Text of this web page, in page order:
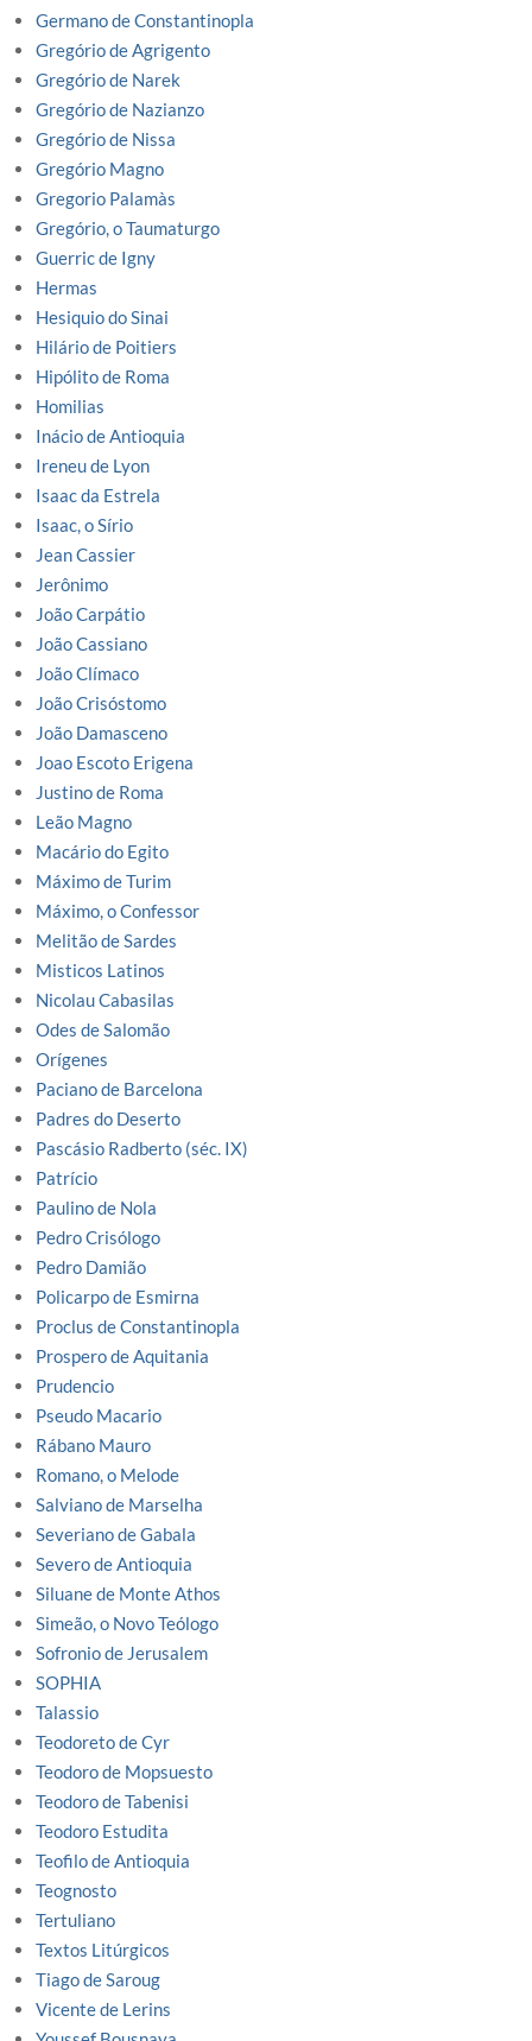
Germano de Constantinopla
Gregório de Agrigento
Gregório de Narek
Gregório de Nazianzo
Gregório de Nissa
Gregório Magno
Gregorio Palamàs
Gregório, o Taumaturgo
Guerric de Igny
Hermas
Hesiquio do Sinai
Hilário de Poitiers
Hipólito de Roma
Homilias
Inácio de Antioquia
Ireneu de Lyon
Isaac da Estrela
Isaac, o Sírio
Jean Cassier
Jerônimo
João Carpátio
João Cassiano
João Clímaco
João Crisóstomo
João Damasceno
Joao Escoto Erigena
Justino de Roma
Leão Magno
Macário do Egito
Máximo de Turim
Máximo, o Confessor
Melitão de Sardes
Misticos Latinos
Nicolau Cabasilas
Odes de Salomão
Orígenes
Paciano de Barcelona
Padres do Deserto
Pascásio Radberto (séc. IX)
Patrício
Paulino de Nola
Pedro Crisólogo
Pedro Damião
Policarpo de Esmirna
Proclus de Constantinopla
Prospero de Aquitania
Prudencio
Pseudo Macario
Rábano Mauro
Romano, o Melode
Salviano de Marselha
Severiano de Gabala
Severo de Antioquia
Siluane de Monte Athos
Simeão, o Novo Teólogo
Sofronio de Jerusalem
SOPHIA
Talassio
Teodoreto de Cyr
Teodoro de Mopsuesto
Teodoro de Tabenisi
Teodoro Estudita
Teofilo de Antioquia
Teognosto
Tertuliano
Textos Litúrgicos
Tiago de Saroug
Vicente de Lerins